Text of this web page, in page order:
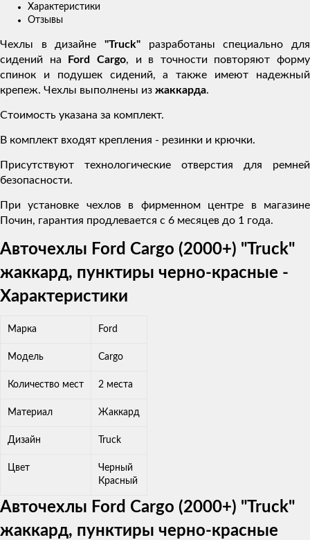
Характеристики
Отзывы
Чехлы в дизайне "Truck" разработаны специально для
сидений на
Ford Cargo, и в точности повторяют форму
спинок и подушек сидений, а также имеют надежный
крепеж. Чехлы выполнены из жаккарда.
Стоимость указана за комплект.
В комплект входят крепления - резинки и крючки.
Присутствуют технологические отверстия для ремней
безопасности.
При установке чехлов в фирменном центре в магазине
Почин, гарантия продлевается с 6 месяцев до 1 года.
Авточехлы Ford Cargo (2000+) "Truck"
жаккард, пунктиры черно-красные -
Характеристики
Марка Ford
Модель Cargo
Количество мест 2 места
Материал Жаккард
Дизайн Truck
Цвет
Черный
Красный
Авточехлы Ford Cargo (2000+) "Truck"
жаккард, пунктиры черно-красные